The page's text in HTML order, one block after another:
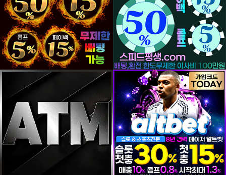
등록일 등록일
등록일 등록일